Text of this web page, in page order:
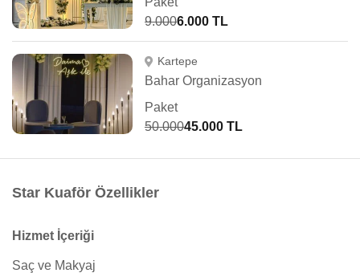
9.0006.000 TL
Kartepe
Bahar Organizasyon
Paket
50.00045.000 TL
Star Kuaför Özellikler
Hizmet İçeriği
Saç ve Makyaj